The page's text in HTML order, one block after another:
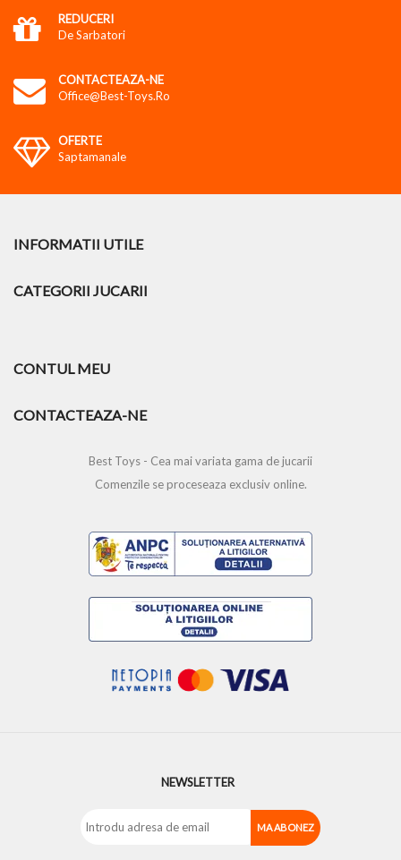
REDUCERI
De Sarbatori
CONTACTEAZA-NE
Office@best-Toys.ro
OFERTE
Saptamanale
INFORMATII UTILE
CATEGORII JUCARII
CONTUL MEU
CONTACTEAZA-NE
Best Toys - Cea mai variata gama de jucarii
Comenzile se proceseaza exclusiv online.
NEWSLETTER